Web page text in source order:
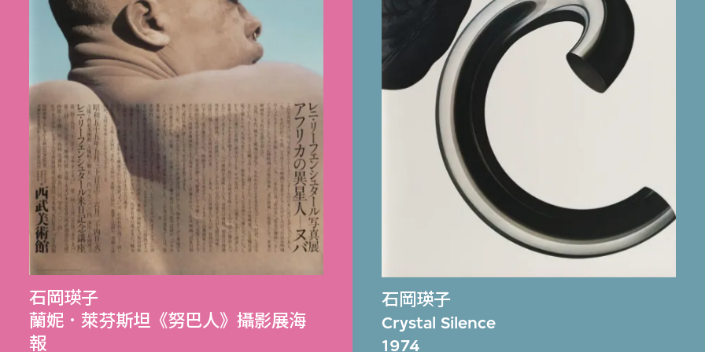
石岡瑛子
蘭妮．萊芬斯坦《努巴人》攝影展海
報
石岡瑛子
Crystal Silence
1974